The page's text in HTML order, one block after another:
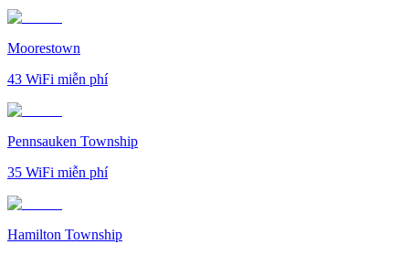
Moorestown
43 WiFi miễn phí
Pennsauken Township
35 WiFi miễn phí
Hamilton Township